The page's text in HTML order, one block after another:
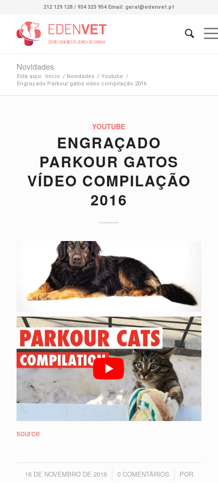
212 129 128 / 934 323 954 Email: geral@edenvet.pt
Novidades
Está aqui: Início / Novidades / Youtube /
Engraçado Parkour gatos vídeo compilação 2016
YOUTUBE
ENGRAÇADO
PARKOUR GATOS
VÍDEO COMPILAÇÃO
2016
source
16 DE NOVEMBRO DE 2016
/ 0 COMENTÁRIOS
/ POR